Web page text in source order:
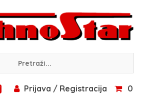
Prijava / Registracija
0